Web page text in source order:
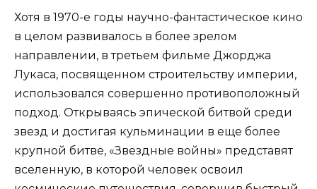
Хотя в 1970-е годы научно-фантастическое кино
в целом развивалось в более зрелом
направлении, в третьем фильме Джорджа
Лукаса, посвященном строительству империи,
использовался совершенно противоположный
подход. Открываясь эпической битвой среди
звезд и достигая кульминации в еще более
крупной битве, «Звездные войны» представят
вселенную, в которой человек освоил